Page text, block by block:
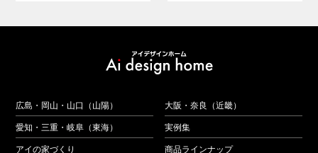
広島・岡山・山口（山陽） 大阪・奈良（近畿）
愛知・三重・岐阜（東海） 実例集
アイの家づくり 商品ラインナップ